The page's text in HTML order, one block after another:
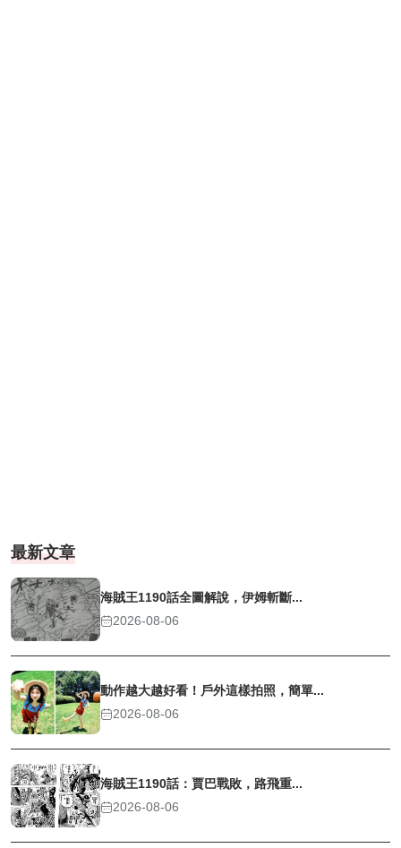
最新文章
海賊王1190話全圖解說，伊姆斬斷...
2026-08-06
動作越大越好看！戶外這樣拍照，簡單...
2026-08-06
海賊王1190話：賈巴戰敗，路飛重...
2026-08-06